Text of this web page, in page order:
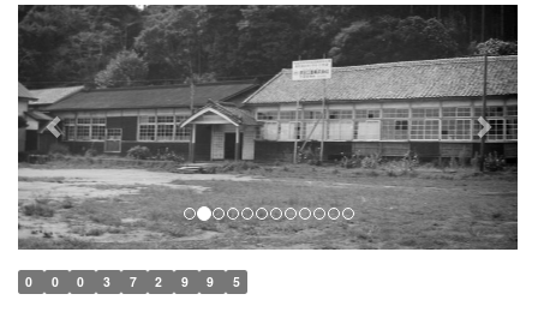
p
r
e
v
i
o
u
s
e
x
t
0 0 0 3 7 2 9 9 5